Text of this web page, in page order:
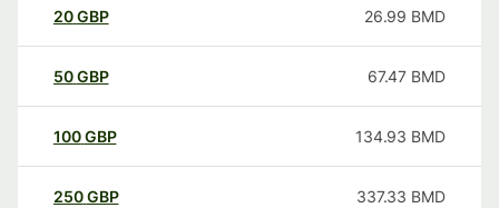
20GBP 26.99 BMD
50GBP 67.47 BMD
100GBP 134.93 BMD
250GBP 337.33 BMD